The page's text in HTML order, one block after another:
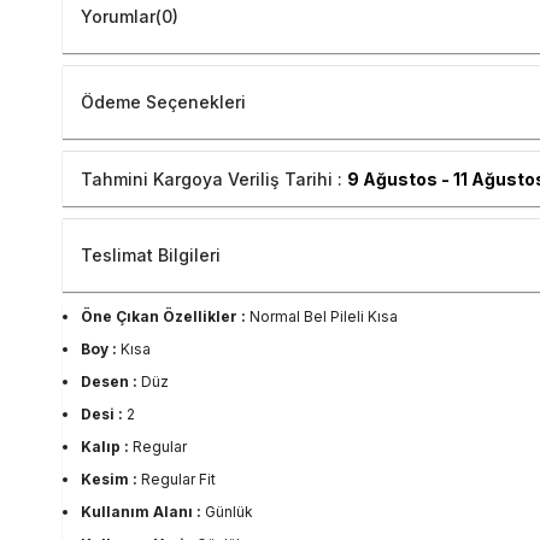
Yorumlar(0)
Ödeme Seçenekleri
Tahmini Kargoya Veriliş Tarihi : 9 Ağustos - 11
Teslimat Bilgileri
Öne Çıkan Özellikler : Normal Bel Pileli Kısa
Boy : Kısa
Desen : Düz
Desi : 2
Kalıp : Regular
Kesim : Regular Fit
Kullanım Alanı : Günlük